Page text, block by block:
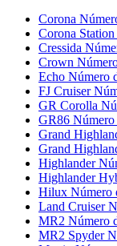
Corona
Corona Station
Cressida
Crown
Echo Número
FJ Cruiser
GR Corolla
GR86 Número
Grand
Grand
Highlander
Highlander
Hilux Número
Land Cruiser
MR2 Número
MR2 Spyder